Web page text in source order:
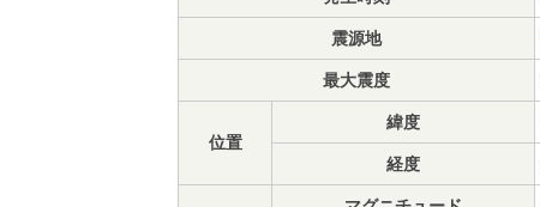
震源地
最大震度
位置
緯度
経度